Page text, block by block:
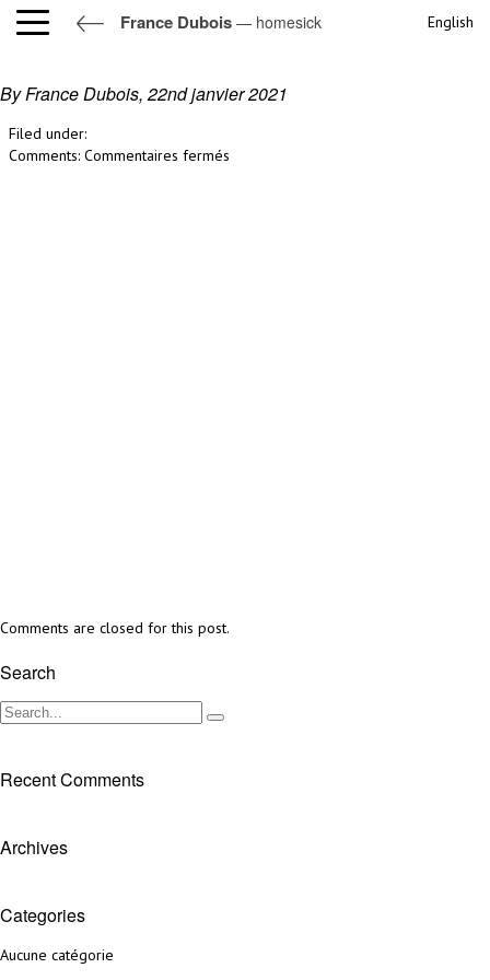
France Dubois — homesick English
homesick
By France Dubois, 22nd janvier 2021
Filed under:
Comments: Commentaires fermés
Comments are closed for this post.
Search
Recent Comments
Archives
Categories
Aucune catégorie